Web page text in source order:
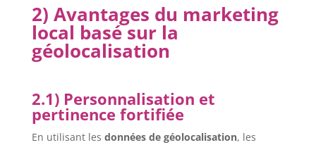
2) Avantages du marketing
local basé sur la
géolocalisation
2.1) Personnalisation et
pertinence fortifiée
En utilisant les données de géolocalisation, les